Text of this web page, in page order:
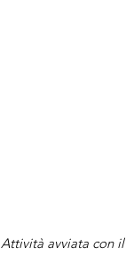
Attività avviata con il